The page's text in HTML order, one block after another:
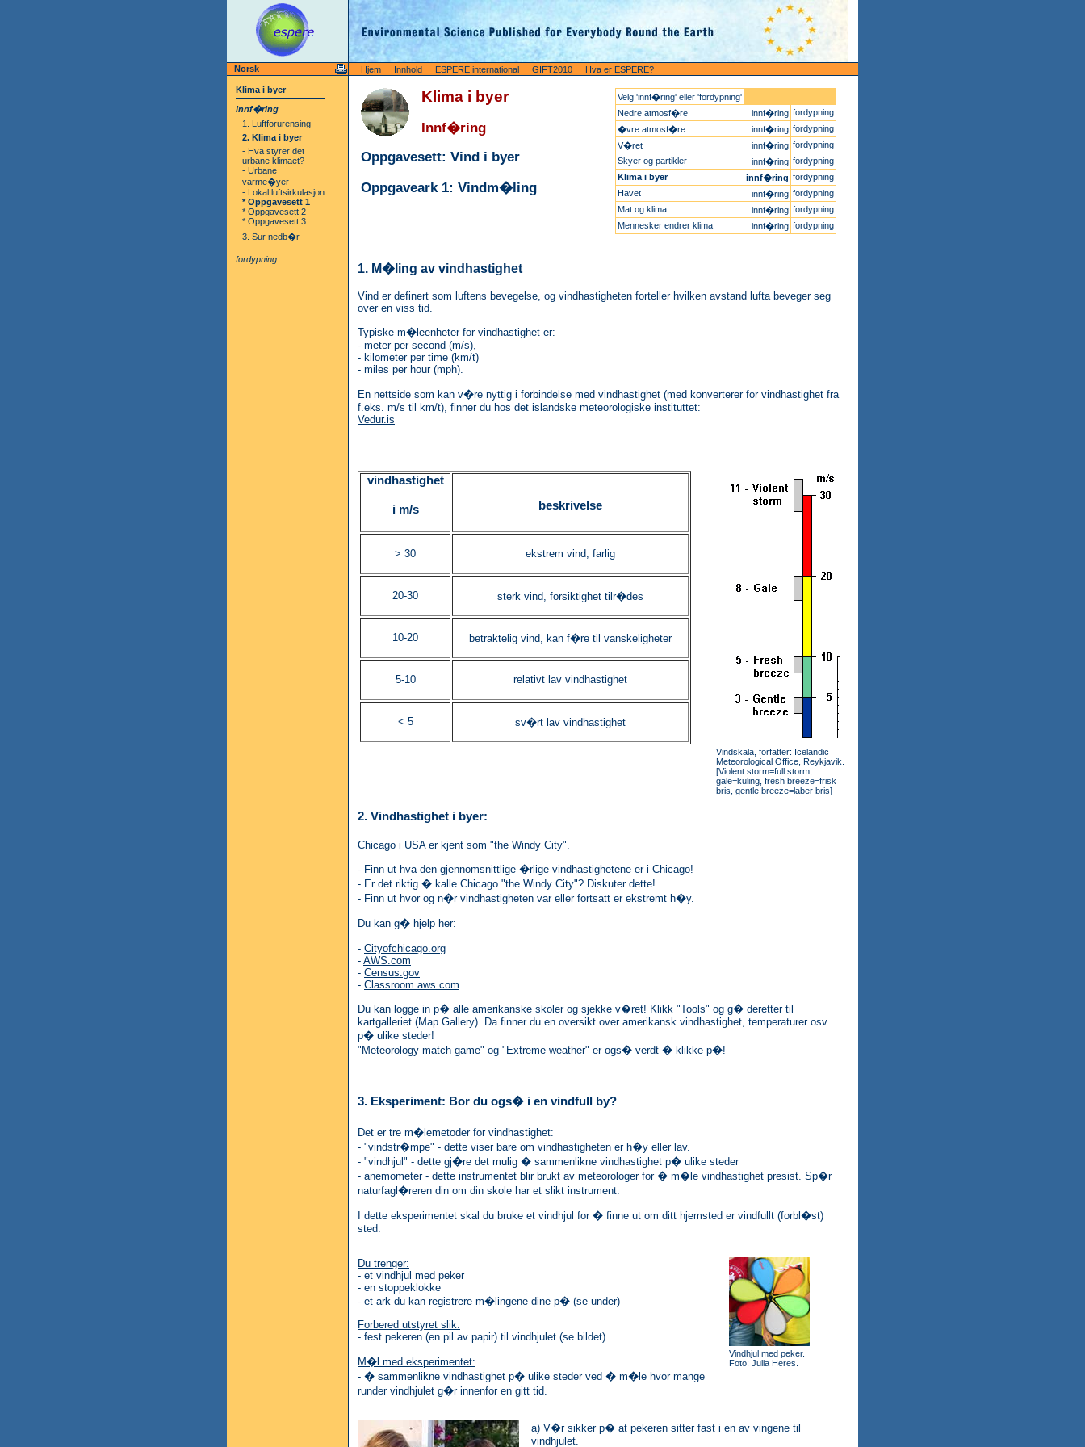
Norsk Hjem Innhold ESPERE international GIFT2010 Hva er ESPERE?
Klima i byer
innf�ring
1. Luftforurensing
2. Klima i byer
- Hva styrer det
urbane klimaet?
- Urbane
varme�yer
- Lokal luftsirkulasjon
* Oppgavesett 1
* Oppgavesett 2
* Oppgavesett 3
3. Sur nedb�r
fordypning
Klima i byer
Innf�ring
Oppgavesett: Vind i byer
Oppgaveark 1: Vindm�ling
Velg 'innf�ring' eller 'fordypning'
Nedre atmosf�re
innf�ring fordypning
�vre atmosf�re
innf�ring fordypning
V�ret
innf�ring fordypning
Skyer og partikler
innf�ring fordypning
Klima i byer
innf�ring fordypning
Havet
innf�ring fordypning
Mat og klima
innf�ring fordypning
Mennesker endrer klima
innf�ring fordypning
1. M�ling av vindhastighet
Vind er definert som luftens bevegelse, og vindhastigheten forteller hvilken avstand lufta beveger seg
over en viss tid.
Typiske m�leenheter for vindhastighet er:
- meter per second (m/s),
- kilometer per time (km/t)
- miles per hour (mph).
En nettside som kan v�re nyttig i forbindelse med vindhastighet (med konverterer for vindhastighet fra
f.eks. m/s til km/t), finner du hos det islandske meteorologiske instituttet:
Vedur.is
vindhastighet
i m/s beskrivelse
> 30 ekstrem vind, farlig
20-30 sterk vind, forsiktighet tilr�des
10-20 betraktelig vind, kan f�re til vanskeligheter
5-10 relativt lav vindhastighet
< 5 sv�rt lav vindhastighet
Vindskala, forfatter: Icelandic
Meteorological Office, Reykjavik.
[Violent storm=full storm,
gale=kuling, fresh breeze=frisk
bris, gentle breeze=laber bris]
2. Vindhastighet i byer:
Chicago i USA er kjent som "the Windy City".
- Finn ut hva den gjennomsnittlige �rlige vindhastighetene er i Chicago!
- Er det riktig � kalle Chicago "the Windy City"? Diskuter dette!
- Finn ut hvor og n�r vindhastigheten var eller fortsatt er ekstremt h�y.
Du kan g� hjelp her:
- Cityofchicago.org
- AWS.com
- Census.gov
- Classroom.aws.com
Du kan logge in p� alle amerikanske skoler og sjekke v�ret! Klikk "Tools" og g� deretter til
kartgalleriet (Map Gallery). Da finner du en oversikt over amerikansk vindhastighet, temperaturer osv
p� ulike steder!
"Meteorology match game" og "Extreme weather" er ogs� verdt � klikke p�!
3. Eksperiment: Bor du ogs� i en vindfull by?
Det er tre m�lemetoder for vindhastighet:
- "vindstr�mpe" - dette viser bare om vindhastigheten er h�y eller lav.
- "vindhjul" - dette gj�re det mulig � sammenlikne vindhastighet p� ulike steder
- anemometer - dette instrumentet blir brukt av meteorologer for � m�le vindhastighet presist. Sp�r
naturfagl�reren din om din skole har et slikt instrument.
I dette eksperimentet skal du bruke et vindhjul for � finne ut om ditt hjemsted er vindfullt (forbl�st)
sted.
Du trenger:
- et vindhjul med peker
- en stoppeklokke
- et ark du kan registrere m�lingene dine p� (se under)
Forbered utstyret slik:
- fest pekeren (en pil av papir) til vindhjulet (se bildet)
M�l med eksperimentet:
- � sammenlikne vindhastighet p� ulike steder ved � m�le hvor mange
runder vindhjulet g�r innenfor en gitt tid.
Vindhjul med peker.
Foto: Julia Heres.
a) V�r sikker p� at pekeren sitter fast i en av vingene til
vindhjulet.